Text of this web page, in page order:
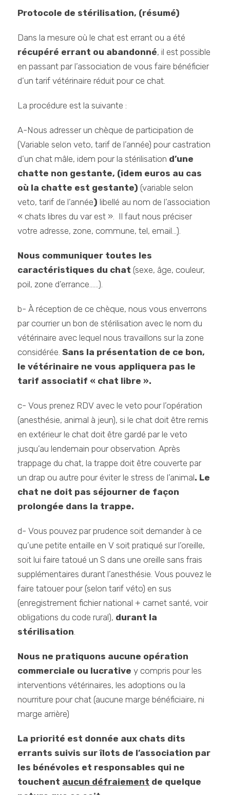
Protocole de stérilisation, (résumé)
Dans la mesure où le chat est errant ou a été
récupéré errant ou abandonné, il est possible
en passant par l’association de vous faire bénéficier
d’un tarif vétérinaire réduit pour ce chat.
La procédure est la suivante :
A-Nous adresser un chèque de participation de
(Variable selon veto, tarif de l’année) pour castration
d’un chat mâle, idem pour la stérilisation d’une
chatte non gestante, (idem euros au cas
où la chatte est gestante) (variable selon
veto, tarif de l’année) libellé au nom de l’association
« chats libres du var est ». Il faut nous préciser
votre adresse, zone, commune, tel, email…).
Nous communiquer toutes les
caractéristiques du chat (sexe, âge, couleur,
poil, zone d’errance……).
b- À réception de ce chèque, nous vous enverrons
par courrier un bon de stérilisation avec le nom du
vétérinaire avec lequel nous travaillons sur la zone
considérée.Sans la présentation de ce bon,
le vétérinaire ne vous appliquera pas le
tarif associatif « chat libre ».
c- Vous prenez RDV avec le veto pour l’opération
(anesthésie, animal à jeun), si le chat doit être remis
en extérieur le chat doit être gardé par le veto
jusqu’au lendemain pour observation. Après
trappage du chat, la trappe doit être couverte par
un drap ou autre pour éviter le stress de l’animal. Le
chat ne doit pas séjourner de façon
prolongée dans la trappe.
d- Vous pouvez par prudence soit demander à ce
qu’une petite entaille en V soit pratiqué sur l’oreille,
soit lui faire tatoué un S dans une oreille sans frais
supplémentaires durant l’anesthésie. Vous pouvez le
faire tatouer pour (selon tarif véto) en sus
(enregistrement fichier national + carnet santé, voir
obligations du code rural), durant la
stérilisation.
Nous ne pratiquons aucune opération
commerciale ou lucrative y compris pour les
interventions vétérinaires, les adoptions ou la
nourriture pour chat (aucune marge bénéficiaire, ni
marge arrière)
La priorité est donnée aux chats dits
errants suivis sur îlots de l’association par
les bénévoles et responsables qui ne
touchent aucun défraiement de quelque